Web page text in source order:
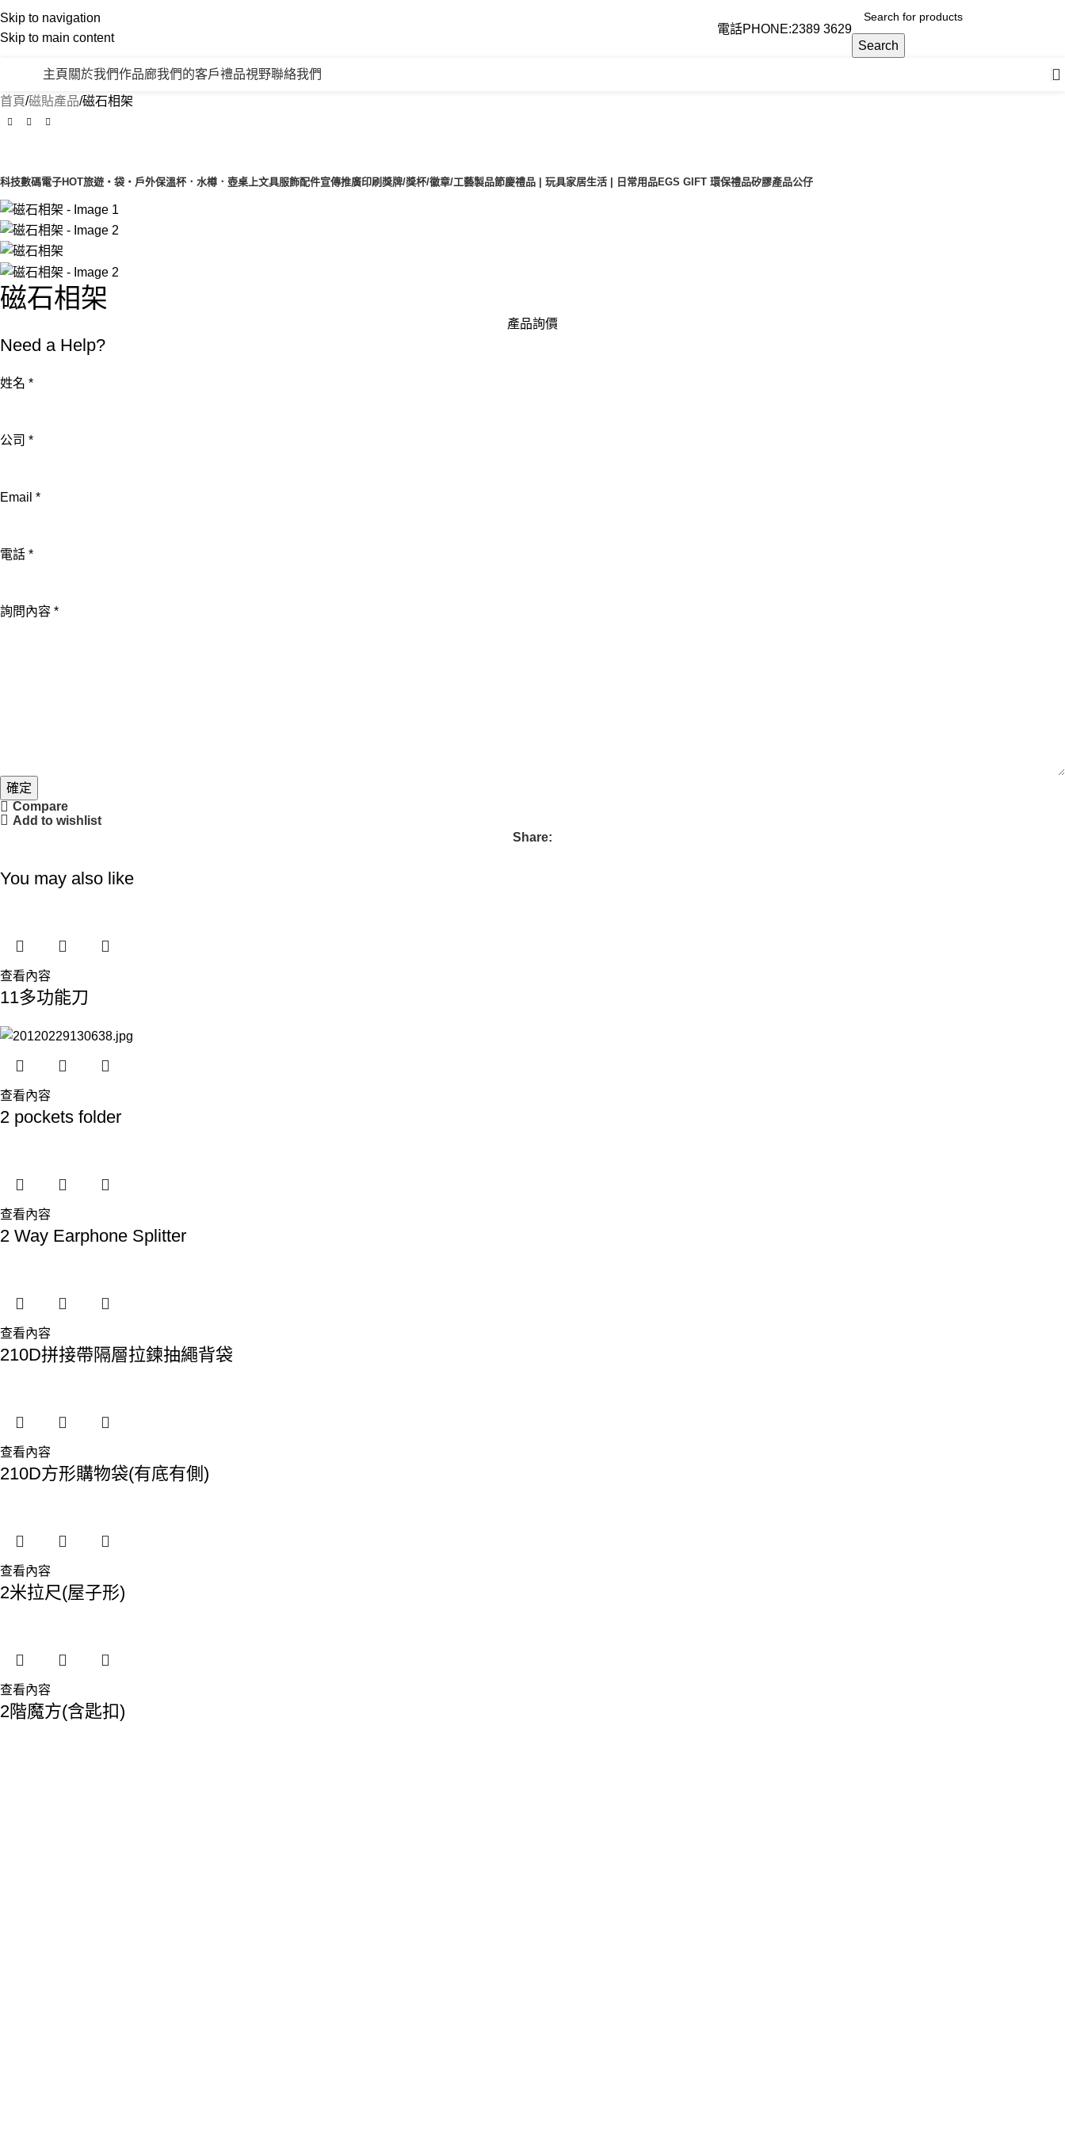
Skip to navigation
Skip to main content
電話PHONE:2389 3629
Search
主頁 關於我們作品廊我們的客戶禮品視野聯絡我們
首頁 磁貼產品 磁石相架
科技數碼電子HOT旅遊‧袋‧戶外保溫杯．水樽．壺桌上文具服飾配件宣傳推廣印刷 獎牌/獎杯/徽章/工藝製品節慶禮品 | 玩具家居生活 | 日常用品EGS GIFT 環保禮品矽膠產品公仔
磁石相架
產品詢價
Need a Help?
姓名 *
公司 *
Email
內
司
Email *
電話 *
詢問內容 *
確定
Compare
Add to wishlist
Share:
You may also like
查看內容
11多功能刀
查看內容
2 pockets folder
查看內容
2 Way Earphone Splitter
查看內容
210D拼接帶隔層拉鍊抽繩背袋
查看內容
210D方形購物袋(有底有側)
查看內容
2米拉尺(屋子形)
查看內容
2階魔方(含匙扣)